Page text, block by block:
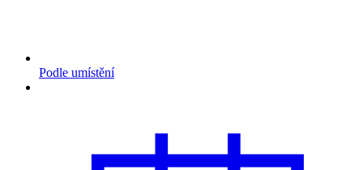
Podle umístění